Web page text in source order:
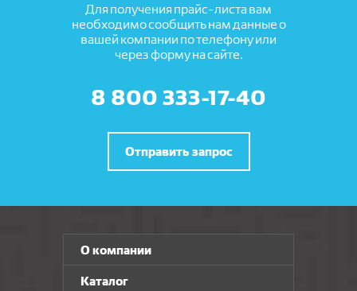
Для получения прайс-листа вам
необходимо сообщить нам данные о
вашей компании по телефону или
через форму на сайте.
8 800 333-17-40
Отправить запрос
О компании
Каталог